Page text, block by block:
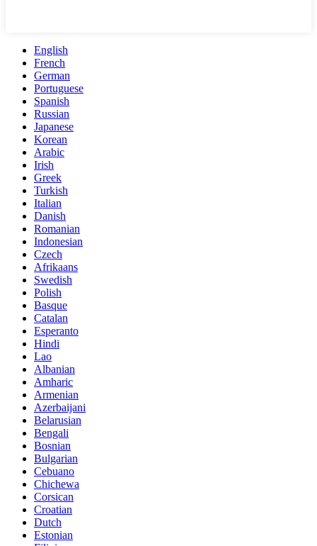
English
French
German
Portuguese
Spanish
Russian
Japanese
Korean
Arabic
Irish
Greek
Turkish
Italian
Danish
Romanian
Indonesian
Czech
Afrikaans
Swedish
Polish
Basque
Catalan
Esperanto
Hindi
Lao
Albanian
Amharic
Armenian
Azerbaijani
Belarusian
Bengali
Bosnian
Bulgarian
Cebuano
Chichewa
Corsican
Croatian
Dutch
Estonian